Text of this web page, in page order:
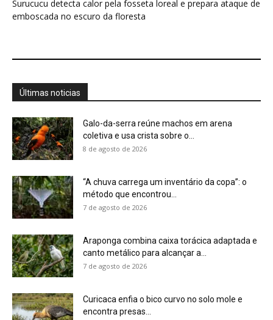
7 de agosto de 2026
Curicaca enfia o bico curvo no solo mole e
7 de agosto de 2026
7 de agosto de 2026